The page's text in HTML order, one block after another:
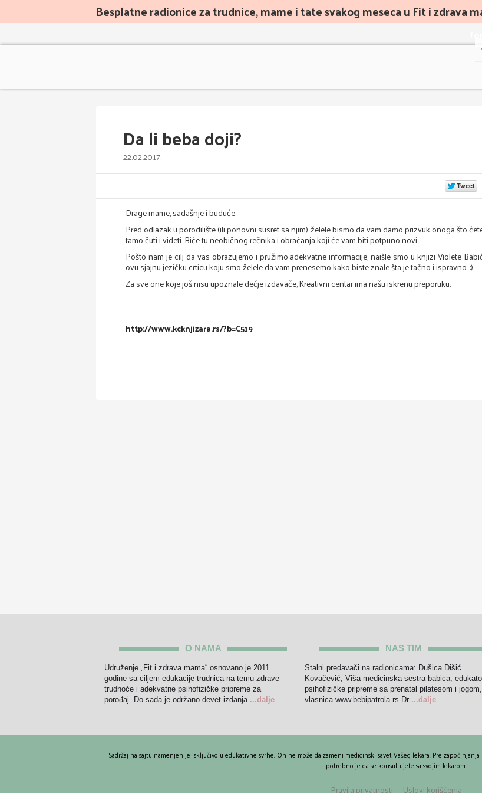
Besplatne radionice za trudnice, mame i tate svakog meseca u Fit i zdrava
Da li beba doji?
22.02.2017.
Drage mame, sadašnje i buduće,
Pred odlazak u porodilište (ili ponovni susret sa njim) želele bismo da vam damo prizvuk onoga što
tamo čuti i videti. Biće tu neobičnog rečnika i obraćanja koji će vam biti potpuno novi.
Pošto nam je cilj da vas obrazujemo i pružimo adekvatne informacije, naišle smo u knjizi Violete
ovu sjajnu jezičku crticu koju smo želele da vam prenesemo kako biste znale šta je tačno i ispravno. :)
Za sve one koje još nisu upoznale dečje izdavače, Kreativni centar ima našu iskrenu preporuku.
http://www.kcknjizara.rs/?b=C519
O NAMA
Udruženje „Fit i zdrava mama“ osnovano je 2011.
godine sa ciljem edukacije trudnica na temu zdrave
trudnoće i adekvatne psihofizičke pripreme za
porođaj. Do sada je održano devet izdanja ...dalje
NAŠ TIM
Stalni predavači na radionicama: Dušica Dišić
Kovačević, Viša medicinska sestra babica,
psihofizičke pripreme sa prenatal pilatesom i jogom,
vlasnica www.bebipatrola.rs Dr ...dalje
Sadržaj na sajtu namenjen je isključivo u edukativne svrhe. On ne može da zameni medicinski savet Vašeg lekara. Pre
potrebno je da se konsultujete sa svojim lekarom.
Pravila privatnosti Uslovi korišćenja